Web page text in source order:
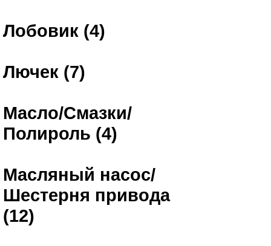
Лобовик (4)
Лючек (7)
Масло/Смазки/
Полироль (4)
Масляный насос/
Шестерня привода
(12)